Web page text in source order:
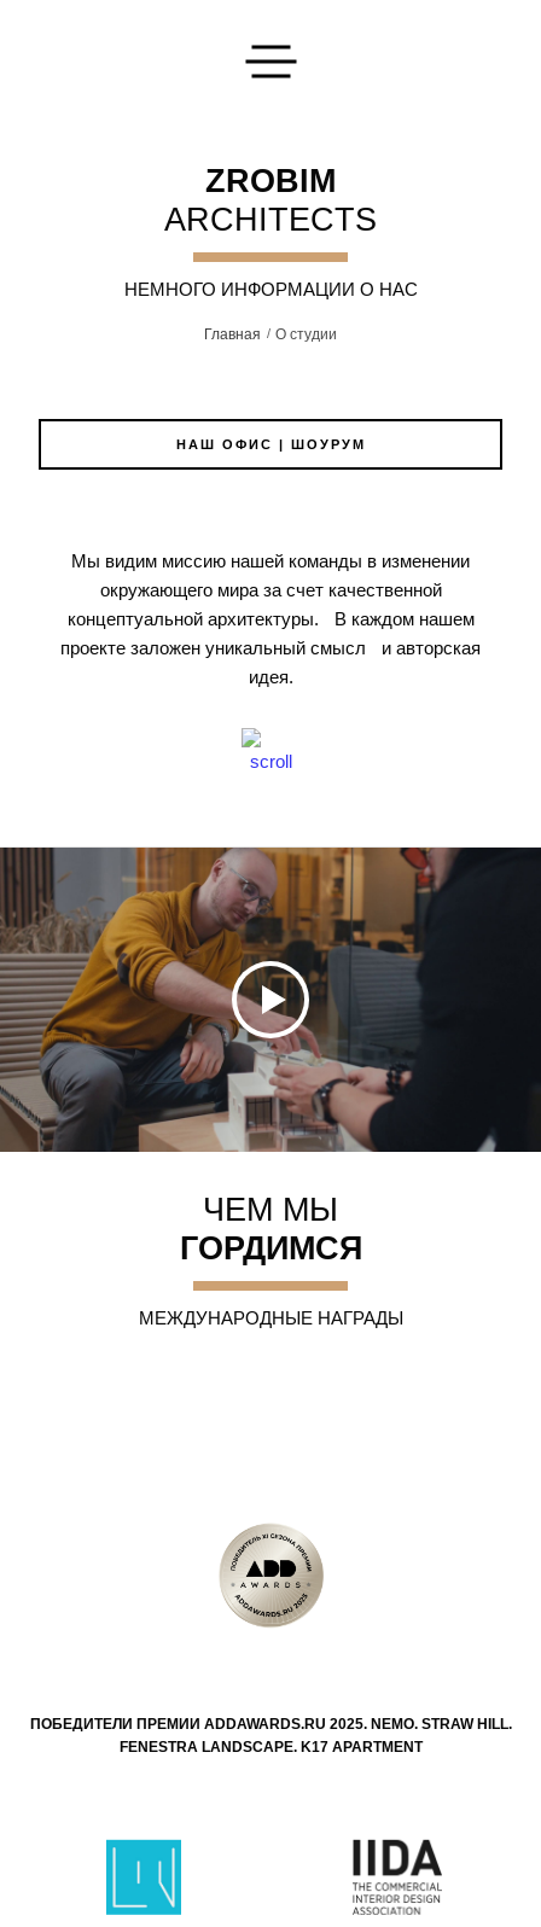
ZROBIM
ARCHITECTS
НЕМНОГО ИНФОРМАЦИИ О НАС
Главная О студии
НАШ ОФИС | ШОУРУМ
Мы видим миссию нашей команды в изменении
окружающего мира за счет качественной
концептуальной архитектуры. В каждом нашем
проекте заложен уникальный смысл и авторская
идея.
ЧЕМ МЫ
ГОРДИМСЯ
МЕЖДУНАРОДНЫЕ НАГРАДЫ
ПОБЕДИТЕЛИ ПРЕМИИ ADDAWARDS.RU 2025. NEMO. STRAW HILL.
FENESTRA LANDSCAPE. K17 APARTMENT